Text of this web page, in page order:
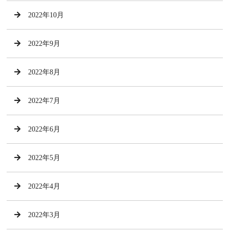
2022年10月
2022年9月
2022年8月
2022年7月
2022年6月
2022年5月
2022年4月
2022年3月